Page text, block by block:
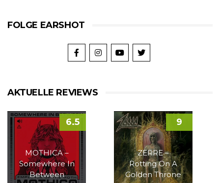
FOLGE EARSHOT
AKTUELLE REVIEWS
MOTHICA –
Somewhere In
Between
6.5
ZERRE –
Rotting On A
Golden Throne
9